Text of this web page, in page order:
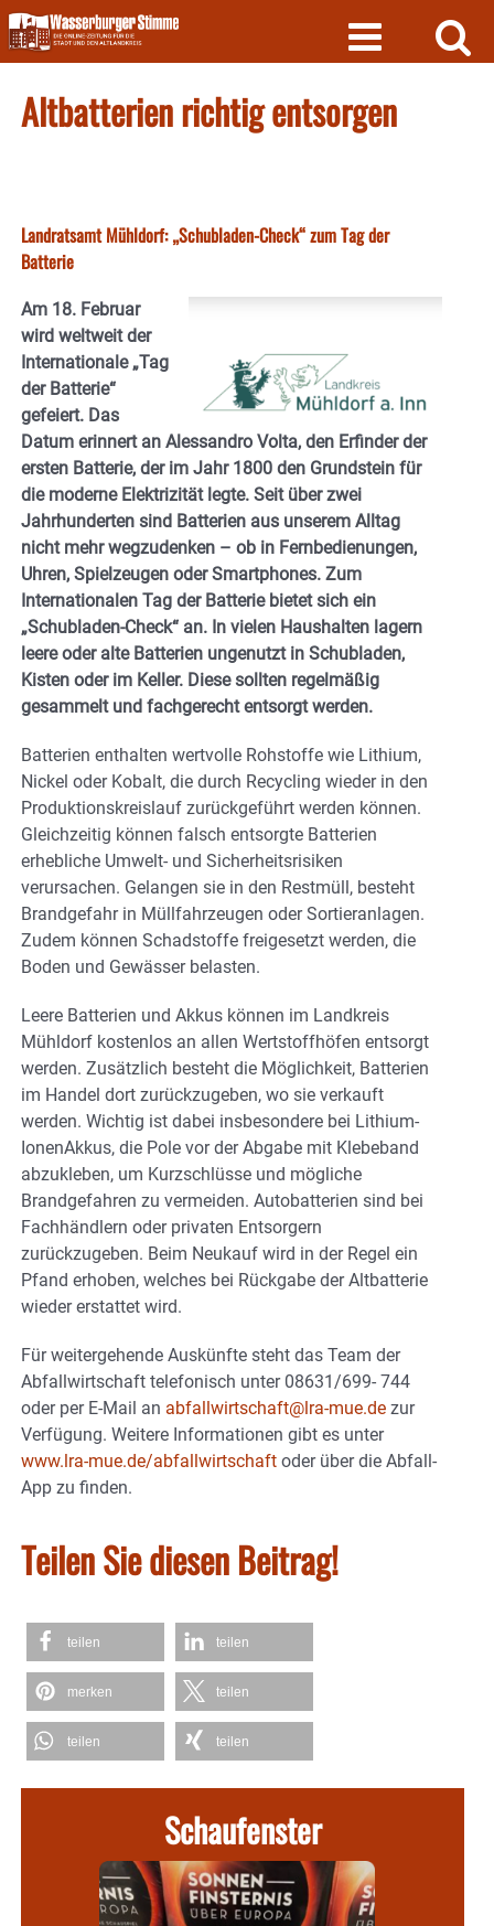
Skip
to
content
Altbatterien richtig entsorgen
Landratsamt Mühldorf: „Schubladen-Check“ zum Tag der
Batterie
Am 18. Februar
wird weltweit der
Internationale „Tag
der Batterie“
gefeiert. Das
Datum erinnert an Alessandro Volta, den Erfinder der
ersten Batterie, der im Jahr 1800 den Grundstein für
die moderne Elektrizität legte. Seit über zwei
Jahrhunderten sind Batterien aus unserem Alltag
nicht mehr wegzudenken – ob in Fernbedienungen,
Uhren, Spielzeugen oder Smartphones. Zum
Internationalen Tag der Batterie bietet sich ein
„Schubladen-Check“ an. In vielen Haushalten lagern
leere oder alte Batterien ungenutzt in Schubladen,
Kisten oder im Keller. Diese sollten regelmäßig
gesammelt und fachgerecht entsorgt werden.
Batterien enthalten wertvolle Rohstoffe wie Lithium,
Nickel oder Kobalt, die durch Recycling wieder in den
Produktionskreislauf zurückgeführt werden können.
Gleichzeitig können falsch entsorgte Batterien
erhebliche Umwelt- und Sicherheitsrisiken
verursachen. Gelangen sie in den Restmüll, besteht
Brandgefahr in Müllfahrzeugen oder Sortieranlagen.
Zudem können Schadstoffe freigesetzt werden, die
Boden und Gewässer belasten.
Leere Batterien und Akkus können im Landkreis
Mühldorf kostenlos an allen Wertstoffhöfen entsorgt
werden. Zusätzlich besteht die Möglichkeit, Batterien
im Handel dort zurückzugeben, wo sie verkauft
werden. Wichtig ist dabei insbesondere bei Lithium-
IonenAkkus, die Pole vor der Abgabe mit Klebeband
abzukleben, um Kurzschlüsse und mögliche
Brandgefahren zu vermeiden. Autobatterien sind bei
Fachhändlern oder privaten Entsorgern
zurückzugeben. Beim Neukauf wird in der Regel ein
Pfand erhoben, welches bei Rückgabe der Altbatterie
wieder erstattet wird.
Für weitergehende Auskünfte steht das Team der
Abfallwirtschaft telefonisch unter 08631/699- 744
oder per E-Mail an abfallwirtschaft@lra-mue.de zur
Verfügung. Weitere Informationen gibt es unter
www.lra-mue.de/abfallwirtschaft oder über die Abfall-
App zu finden.
Teilen Sie diesen Beitrag!
teilen teilen
merken teilen
teilen teilen
Schaufenster